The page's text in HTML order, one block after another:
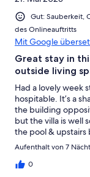
Gut: Sauberkeit,
des Onlineauftritts
Mit Google
Great stay in
outside living
Had a lovely week
hospitable. It’s a
the building
but the villa is well
the pool & upstairs
good for a swim.
open until the next
Aufenthalt von 7
0